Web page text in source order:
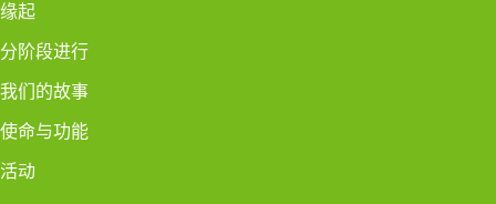
缘起
分阶段进行
我们的故事
使命与功能
活动